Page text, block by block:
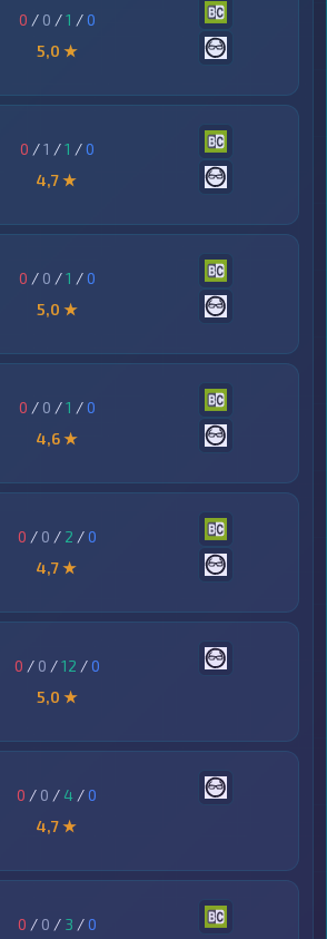
0 / 0 /1 /0
5,0 ★
0 /1 /1 /0
4,7 ★
0 / 0 /1 /0
5,0 ★
0 / 0 /1 /0
4,6 ★
0 / 0 / 2 /0
4,7 ★
0 / 0 /12 /0
5,0 ★
0 / 0 / 4 /0
4,7 ★
0 / 0 / 3 /0